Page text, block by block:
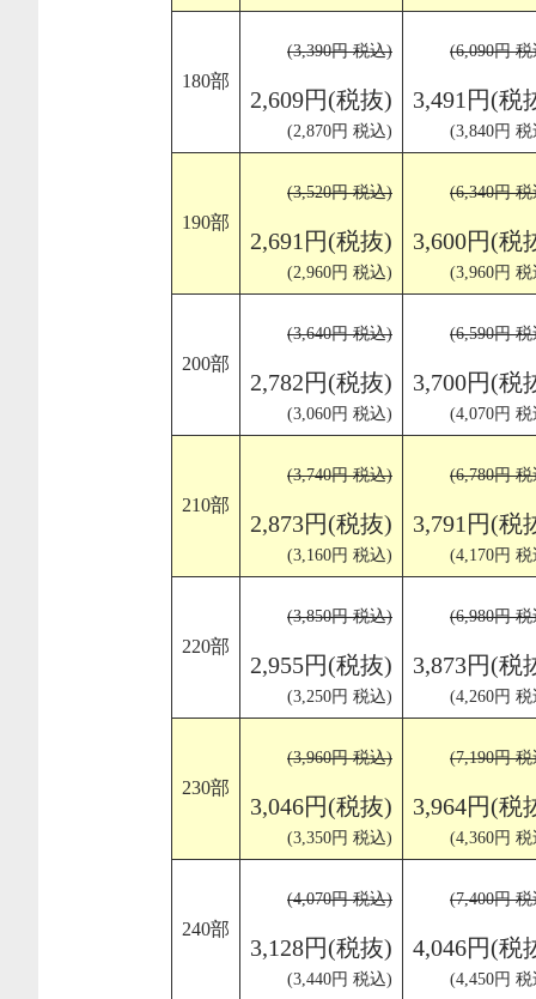
180部
(3,390円 税込)
2,609円(税抜)
(2,870円 税込)
(6,090円
3,491円(税
(3,840円
190部
(3,520円 税込)
2,691円(税抜)
(2,960円 税込)
(6,340円
3,600円(税
(3,960円
200部
(3,640円 税込)
2,782円(税抜)
(3,060円 税込)
(6,590円
3,700円(税
(4,070円
210部
(3,740円 税込)
2,873円(税抜)
(3,160円 税込)
(6,780円
3,791円(税
(4,170円
220部
(3,850円 税込)
2,955円(税抜)
(3,250円 税込)
(6,980円
3,873円(税
(4,260円
230部
(3,960円 税込)
3,046円(税抜)
(3,350円 税込)
(7,190円
3,964円(税
(4,360円
240部
(4,070円 税込)
3,128円(税抜)
(3,440円 税込)
(7,400円
4,046円(税
(4,450円